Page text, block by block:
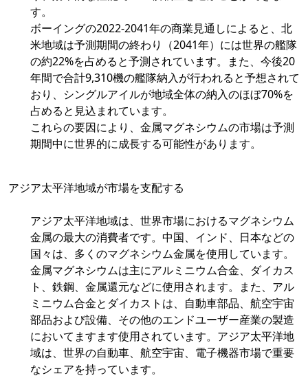
す。
ボーイングの2022-2041年の商業見通しによると、北
米地域は予測期間の終わり（2041年）には世界の艦隊
の約22%を占めると予測されています。また、今後20
年間で合計9,310機の艦隊納入が行われると予想されて
おり、シングルアイルが地域全体の納入のほぼ70%を
占めると見込まれています。
これらの要因により、金属マグネシウムの市場は予測
期間中に世界的に成長する可能性があります。
アジア太平洋地域が市場を支配する
アジア太平洋地域は、世界市場におけるマグネシウム
金属の最大の消費者です。中国、インド、日本などの
国々は、多くのマグネシウム金属を使用しています。
金属マグネシウムは主にアルミニウム合金、ダイカス
ト、鉄鋼、金属還元などに使用されます。また、アル
ミニウム合金とダイカストは、自動車部品、航空宇宙
部品および設備、その他のエンドユーザー産業の製造
においてますます使用されています。アジア太平洋地
域は、世界の自動車、航空宇宙、電子機器市場で重要
なシェアを持っています。